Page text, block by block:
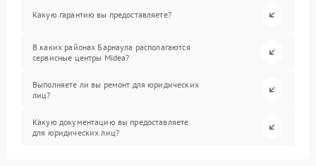
Какую гарантию вы предоставляете?
В каких районах Барнаула располагаются
сервисные центры Midea?
Выполняете ли вы ремонт для юридических
лиц?
Какую документацию вы предоставляете
для юридических лиц?